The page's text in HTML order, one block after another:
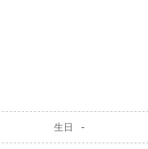
生日 -